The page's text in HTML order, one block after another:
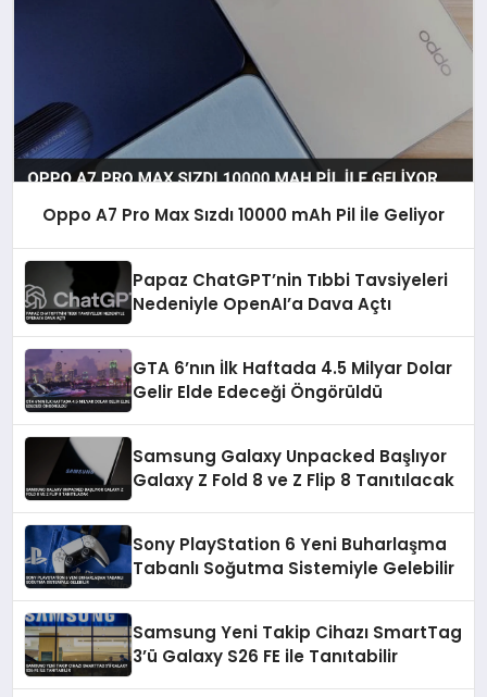
Oppo A7 Pro Max Sızdı 10000 mAh Pil İle Geliyor
Papaz ChatGPT’nin Tıbbi Tavsiyeleri
Nedeniyle OpenAI’a Dava Açtı
GTA 6’nın İlk Haftada 4.5 Milyar Dolar
Gelir Elde Edeceği Öngörüldü
Samsung Galaxy Unpacked Başlıyor
Galaxy Z Fold 8 ve Z Flip 8 Tanıtılacak
Sony PlayStation 6 Yeni Buharlaşma
Tabanlı Soğutma Sistemiyle Gelebilir
Samsung Yeni Takip Cihazı SmartTag
3’ü Galaxy S26 FE ile Tanıtabilir